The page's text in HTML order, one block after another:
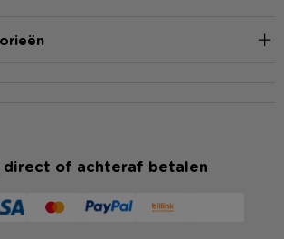
direct of achteraf betalen